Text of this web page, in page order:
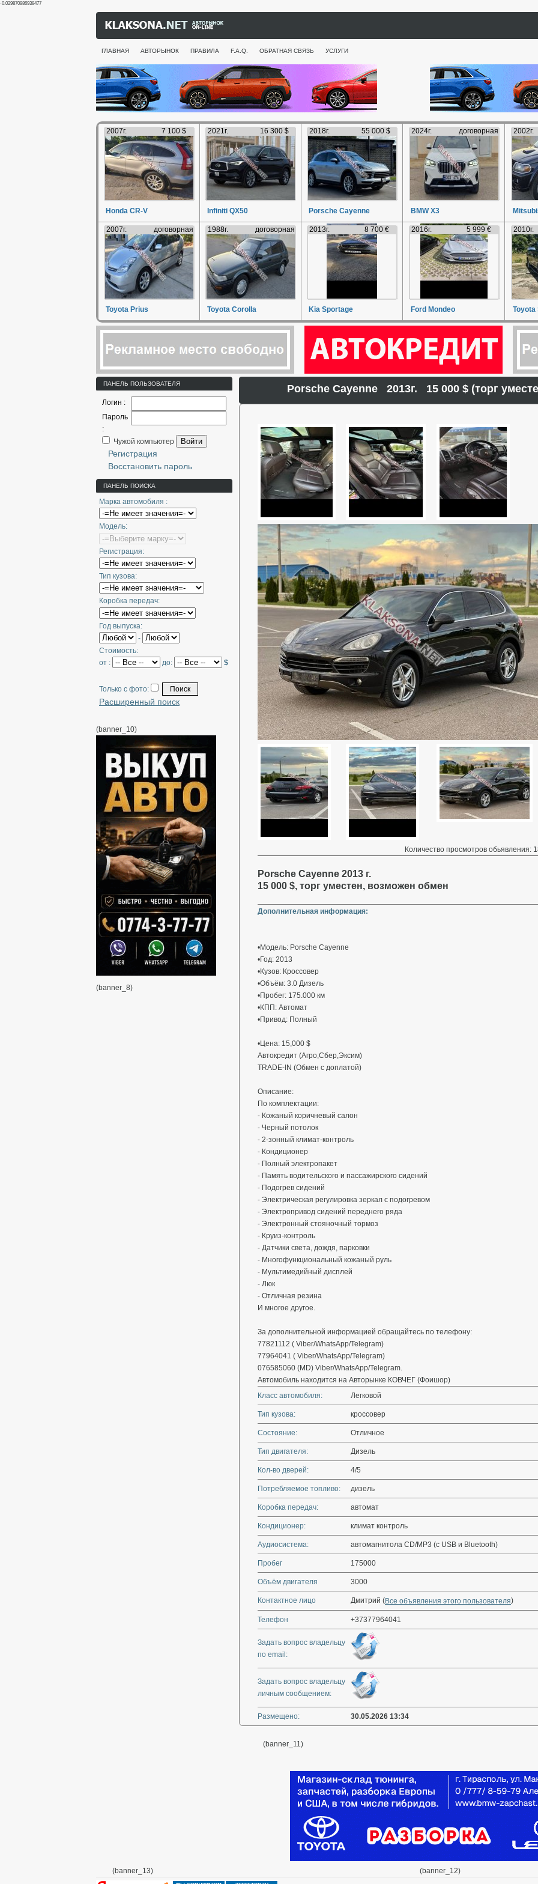
-0.029870986938477
ГЛАВНАЯ АВТОРЫНОК ПРАВИЛА F.A.Q. ОБРАТНАЯ СВЯЗЬ УСЛУГИ
2007г. 7 100 $
Honda CR-V
2021г. 16 300 $
Infiniti QX50
2018г. 55 000 $
Porsche Cayenne
2024г. договорная
BMW X3
2002г.
2007г. договорная
Toyota Prius
1988г. договорная
Toyota Corolla
2013г. 8 700 €
Kia Sportage
2016г. 5 999 €
Ford Mondeo
2010г.
Toyota
ПАНЕЛЬ ПОЛЬЗОВАТЕЛЯ
Логин :
Пароль
:
Чужой компьютер
Войти
Регистрация
Восстановить пароль
ПАНЕЛЬ ПОИСКА
Марка автомобиля :
Модель:
Регистрация:
Тип кузова:
Коробка передач:
Год выпуска:
-
Стоимость:
от :
до: $
Только с фото:
Расширенный поиск
(banner_10)
(banner_8)
Porsche Cayenne 2013г. 15 000 $ (торг
Количество просмотров обьявления:
Porsche Cayenne 2013 г.
15 000 $, торг уместен, возможен обмен
Дополнительная информация:
•Модель: Porsche Cayenne
•Год: 2013
•Кузов: Кроссовер
•Объём: 3.0 Дизель
•Пробег: 175.000 км
•КПП: Автомат
•Привод: Полный
•Цена: 15,000 $
Автокредит (Агро,Сбер,Эксим)
TRADE-IN (Обмен с доплатой)
Описание:
По комплектации:
⁃ Кожаный коричневый салон
⁃ Черный потолок
⁃ 2-зонный климат-контроль
⁃ Кондиционер
⁃ Полный электропакет
- Память водительского и пассажирского сидений
⁃ Подогрев сидений
⁃ Электрическая регулировка зеркал с подогревом
⁃ Электропривод сидений переднего ряда
⁃ Электронный стояночный тормоз
⁃ Круиз-контроль
⁃ Датчики света, дождя, парковки
⁃ Многофункциональный кожаный руль
⁃ Мультимедийный дисплей
- Люк
⁃ Отличная резина
И многое другое.
За дополнительной информацией обращайтесь по телефону:
77821112 ( Viber/WhatsApp/Telegram)
77964041 ( Viber/WhatsApp/Telegram)
076585060 (МD) Viber/WhatsApp/Telegram.
Автомобиль находится на Авторынке КОВЧЕГ (Фоишор)
Класс автомобиля:
Легковой
Тип кузова: кроссовер
Состояние: Отличное
Тип двигателя: Дизель
Кол-во дверей: 4/5
Потребляемое топливо: дизель
Коробка передач: автомат
Кондиционер: климат контроль
Аудиосистема: автомагнитола CD/MP3 (с USB и Bluetooth)
Пробег 175000
Объём двигателя 3000
Контактное лицо Дмитрий (Все объявления этого пользователя)
Телефон +37377964041
Задать вопрос владельцу
по email:
Задать вопрос владельцу
личным сообщением:
Размещено: 30.05.2026 13:34
(banner_11)
(banner_13) (banner_12)